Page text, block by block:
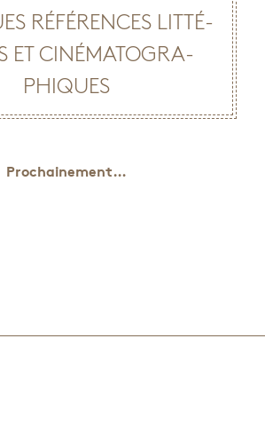
RÉFÉ­RENCES LIT­TÉ­
ET CINÉ­MA­TO­GRA­
PHIQUES
Pro­chai­ne­ment…